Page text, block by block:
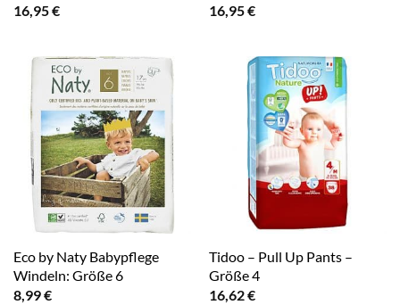
16,95€
16,95€
Eco by Naty Babypflege
Windeln: Größe 6
8,99€
Tidoo – Pull Up Pants –
Größe 4
16,62€